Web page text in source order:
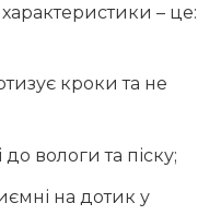
– це:
кроки та не
до вологи та піску;
на дотик у